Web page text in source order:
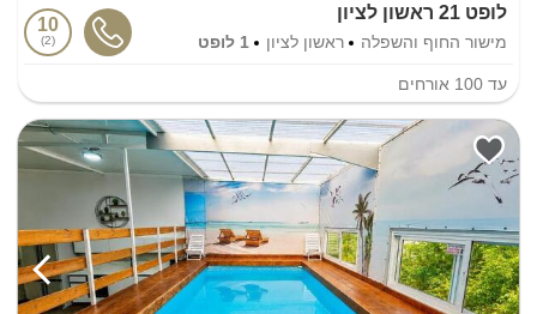
לופט 21 ראשון לציון
מישור החוף והשפלה ראשון לציון 1 לופט
10
2
עד 100 אורחים